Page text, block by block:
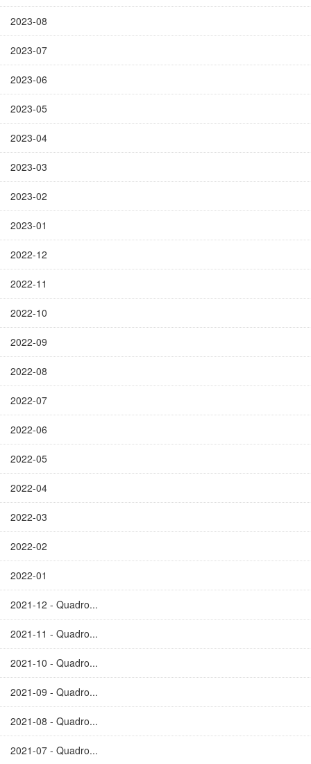
2023-08
2023-07
2023-06
2023-05
2023-04
2023-03
2023-02
2023-01
2022-12
2022-11
2022-10
2022-09
2022-08
2022-07
2022-06
2022-05
2022-04
2022-03
2022-02
2022-01
2021-12 - Quadro...
2021-11 - Quadro...
2021-10 - Quadro...
2021-09 - Quadro...
2021-08 - Quadro...
2021-07 - Quadro...